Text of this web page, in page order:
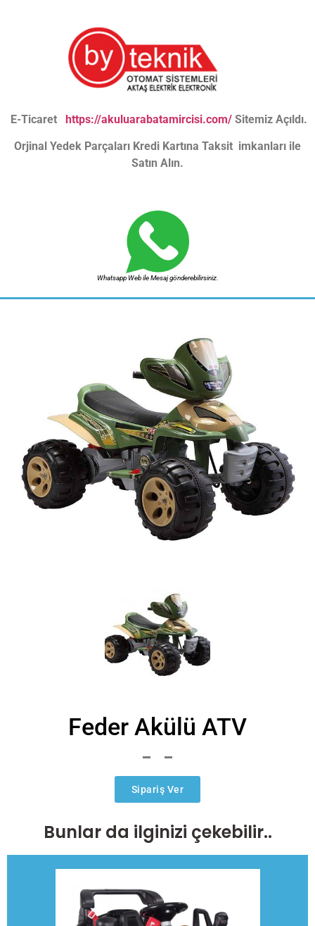
E-Ticaret https://akuluarabatamircisi.com/ Sitemiz Açıldı.
Orjinal Yedek Parçaları Kredi Kartına Taksit imkanları ile
Satın Alın.
Whatsapp Web ile Mesaj gönderebilirsiniz.
Feder Akülü ATV
Sipariş Ver
Bunlar da ilginizi çekebilir..